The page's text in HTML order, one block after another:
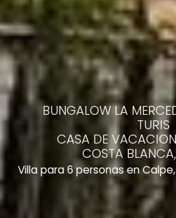
BUNGALOW LA
TURIS
CASA DE
COSTA
Villa para 6 personas en